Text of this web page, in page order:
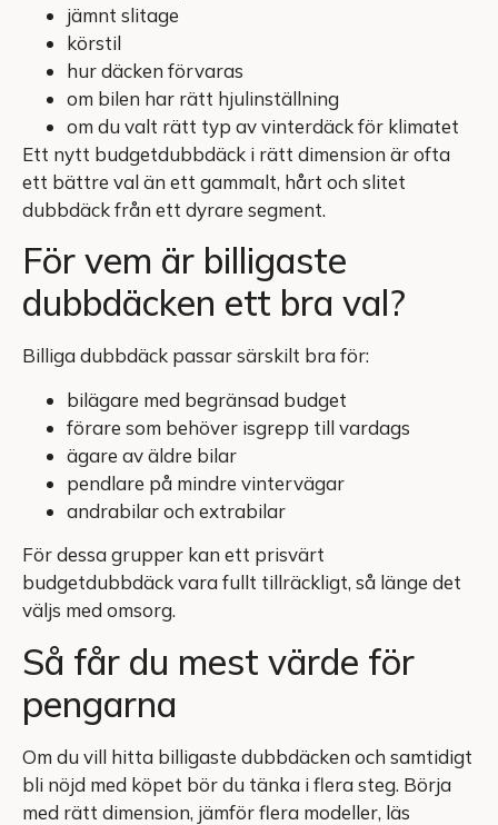
jämnt slitage
körstil
hur däcken förvaras
om bilen har rätt hjulinställning
om du valt rätt typ av vinterdäck för klimatet
Ett nytt budgetdubbdäck i rätt dimension är ofta
ett bättre val än ett gammalt, hårt och slitet
dubbdäck från ett dyrare segment.
För vem är billigaste
dubbdäcken ett bra val?
Billiga dubbdäck passar särskilt bra för:
bilägare med begränsad budget
förare som behöver isgrepp till vardags
ägare av äldre bilar
pendlare på mindre vintervägar
andrabilar och extrabilar
För dessa grupper kan ett prisvärt
budgetdubbdäck vara fullt tillräckligt, så länge det
väljs med omsorg.
Så får du mest värde för
pengarna
Om du vill hitta billigaste dubbdäcken och samtidigt
bli nöjd med köpet bör du tänka i flera steg. Börja
med rätt dimension, jämför flera modeller, läs